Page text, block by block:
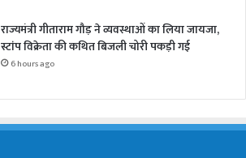
राज्यमंत्री गीताराम गौड़ ने व्यवस्थाओं का लिया जायजा,
स्टांप विक्रेता की कथित बिजली चोरी पकड़ी गई
6 hours ago